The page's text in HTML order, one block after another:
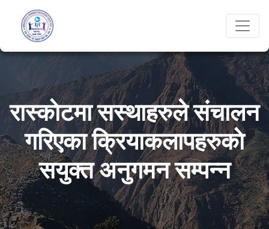
रास्काेटमा सस्थाहरुले संचालन
गरिएका क्रियाकलापहरुकाे
सयुक्त अनुगमन सम्पन्न